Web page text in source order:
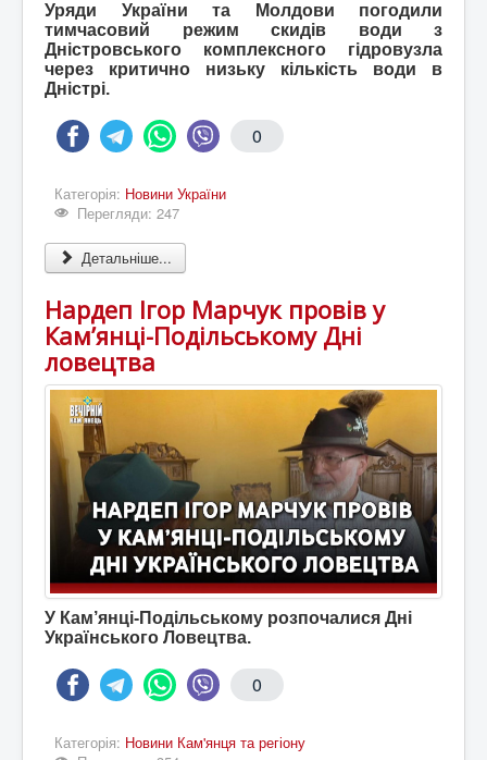
Уряди України та Молдови погодили
тимчасовий режим скидів води з
Дністровського комплексного гідровузла
через критично низьку кількість води в
Дністрі.
0
Категорія: Новини України
Перегляди: 247
Детальніше...
Нардеп Ігор Марчук провів у
Кам’янці-Подільському Дні
ловецтва
У Кам’янці-Подільському розпочалися Дні
Українського Ловецтва.
0
Категорія: Новини Кам'янця та регіону